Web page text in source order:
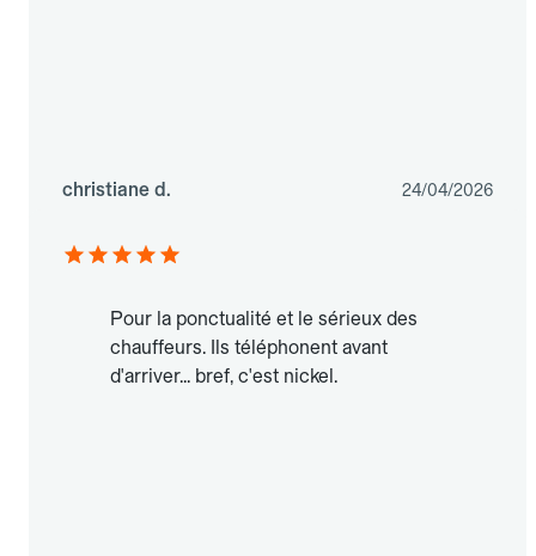
christiane d. 24/04/2026
Pour la ponctualité et le sérieux des
chauffeurs. Ils téléphonent avant
d'arriver... bref, c'est nickel.